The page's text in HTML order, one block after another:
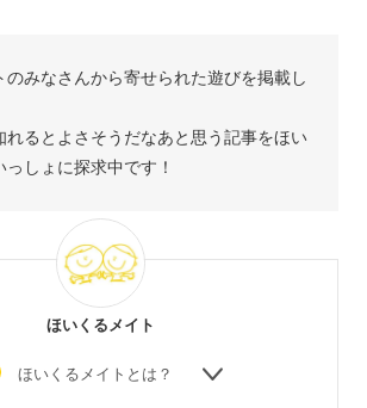
のみなさんから寄せられた遊びを掲載し
れるとよさそうだなあと思う記事をほい
っしょに探求中です！
ほいくるメイト
ほいくるメイトとは？